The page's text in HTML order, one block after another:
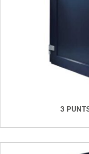
3